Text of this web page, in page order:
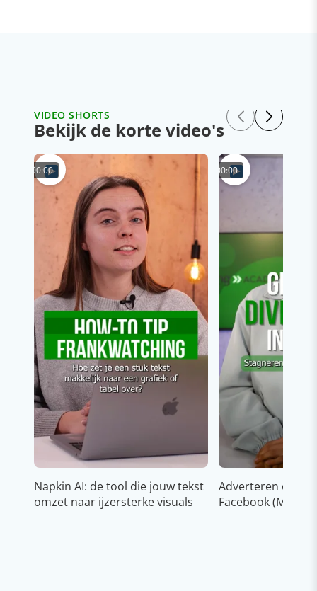
VIDEO SHORTS
Bekijk de korte video's
00:00
Napkin AI: de tool die jouw tekst
omzet naar ijzersterke visuals
00:00
Adverteren op
Facebook (Meta)